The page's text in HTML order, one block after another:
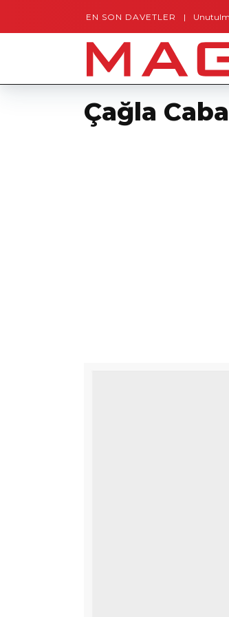
EN SON DAVETLER
Gaziantep’te Unutulmaz Bir
Çağla